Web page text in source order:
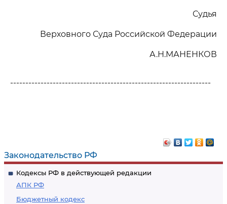
Законодательство РФ
Кодексы РФ в действующей редакции
АПК РФ
Бюджетный кодекс
Судья
Верховного Суда Российской Федерации
А.Н.МАНЕНКОВ
------------------------------------------------------------------